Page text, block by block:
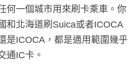
何一個城市用來刷卡乘車。你
和北海道刷Suica或者ICOCA
是ICOCA，都是適用範圍幾乎
通IC卡。